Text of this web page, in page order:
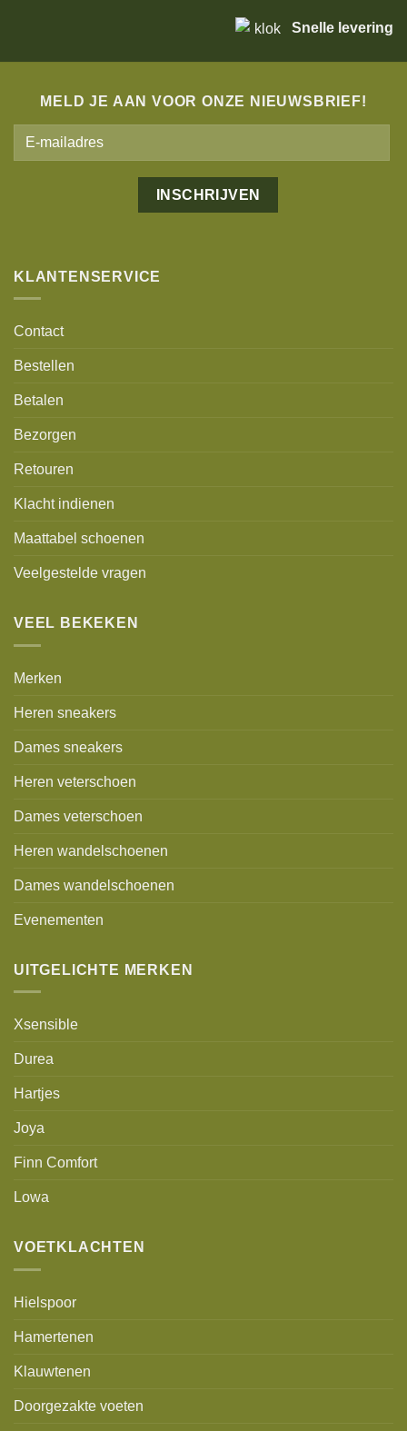
Snelle levering
MELD JE AAN VOOR ONZE NIEUWSBRIEF!
KLANTENSERVICE
Contact
Bestellen
Betalen
Bezorgen
Retouren
Klacht indienen
Maattabel schoenen
Veelgestelde vragen
VEEL BEKEKEN
Merken
Heren sneakers
Dames sneakers
Heren veterschoen
Dames veterschoen
Heren wandelschoenen
Dames wandelschoenen
Evenementen
UITGELICHTE MERKEN
Xsensible
Durea
Hartjes
Joya
Finn Comfort
Lowa
VOETKLACHTEN
Hielspoor
Hamertenen
Klauwtenen
Doorgezakte voeten